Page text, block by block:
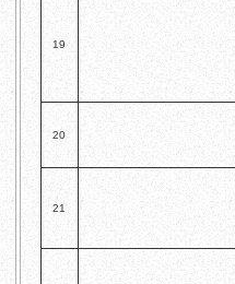
19
20
21